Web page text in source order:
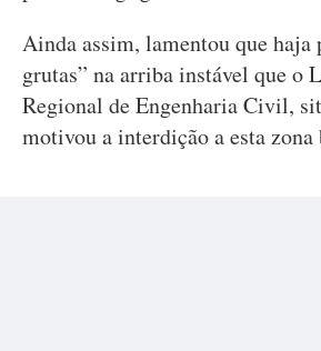
Ainda assim, lamentou que haja
grutas” na arriba instável que o
Regional de Engenharia Civil,
motivou a interdição a esta zona